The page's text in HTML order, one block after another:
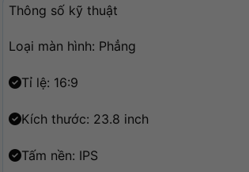
Thông số kỹ thuật
Loại màn hình: Phẳng
Tỉ lệ: 16:9
Kích thước: 23.8 inch
Tấm nền: IPS